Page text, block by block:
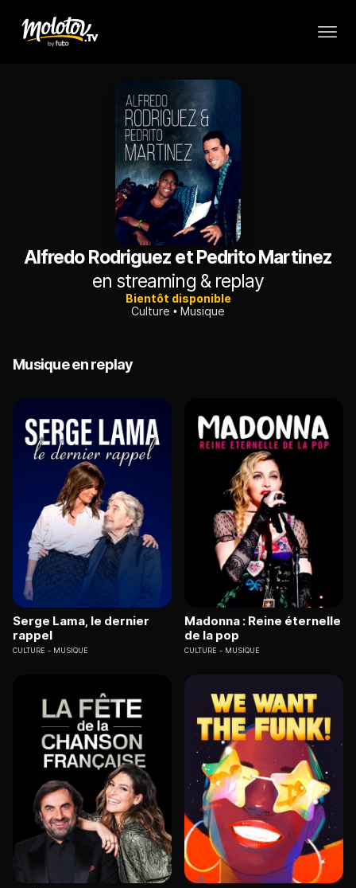
Alfredo Rodriguez et Pedrito Martinez
en streaming & replay
Bientôt disponible
Culture
Musique
Musique en replay
Serge Lama, le dernier
rappel
CULTURE MUSIQUE
Madonna : Reine éternelle
de la pop
CULTURE MUSIQUE